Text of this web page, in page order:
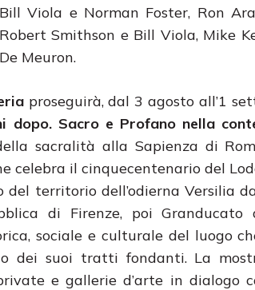
Bill Viola e Norman Foster, Ron
Robert Smithson e Bill Viola, Mike
De Meuron.
proseguirà, dal 3 agosto all’1
dopo. Sacro e Profano nella
sacralità alla Sapienza di
celebra il cinquecentenario del
del territorio dell’odierna Versilia
di Firenze, poi Granducato
sociale e culturale del luogo
dei suoi tratti fondanti. La
e gallerie d’arte in dialogo